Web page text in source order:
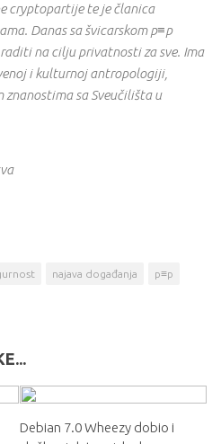
cryptopartije te je članica
Danas sa švicarskom p≡p
na cilju privatnosti za sve. Ima
i kulturnoj antropologiji,
sa Sveučilišta u
najava događanja p≡p
Debian 7.0 Wheezy dobio i